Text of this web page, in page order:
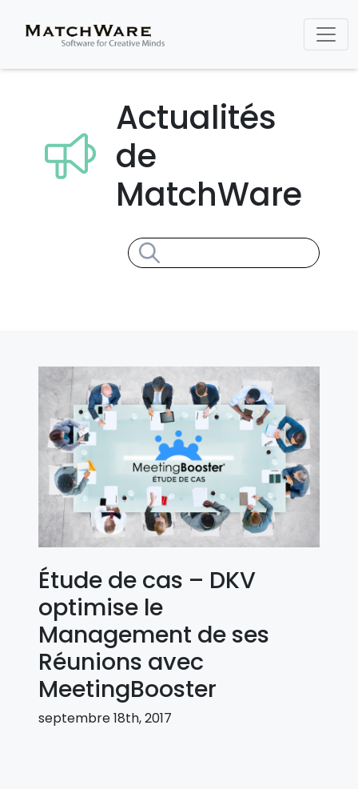
Actualités
de
MatchWare
Étude de cas – DKV
optimise le
Management de ses
Réunions avec
MeetingBooster
septembre 18th, 2017